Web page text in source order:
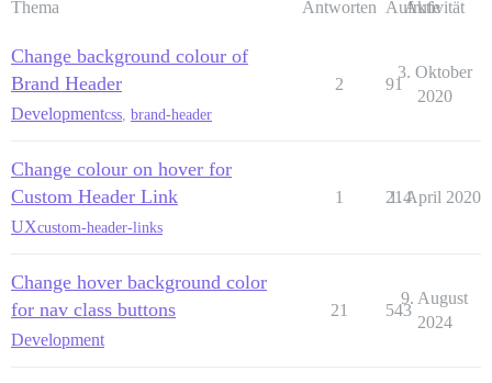
Thema Antworten Aufrufe
Aktivität
Change background colour of
Brand Header
Developmentcss brand-header
2 91
3. Oktober
2020
Change colour on hover for
Custom Header Link
UXcustom-header-links
1 214
1. April 2020
Change hover background color
for nav class buttons
Development
21 543
9. August
2024